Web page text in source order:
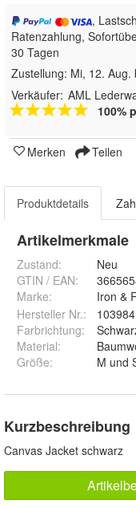
,
Ratenzahlung,
30 Tagen
Zustellung: Mi, 12. Aug.
Verkäufer: AML
100%
Merken Teilen
Produktdetails
Artikelmerkmale
Zustand:
Neu
GTIN / EAN:
Marke:
Iron &
Hersteller Nr.:
103984
Farbrichtung:
Material:
Größe: M
Kurzbeschreibung
Canvas Jacket schwarz